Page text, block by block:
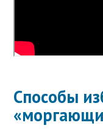
Способы